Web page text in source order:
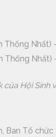
Hội Sinh
Tổ